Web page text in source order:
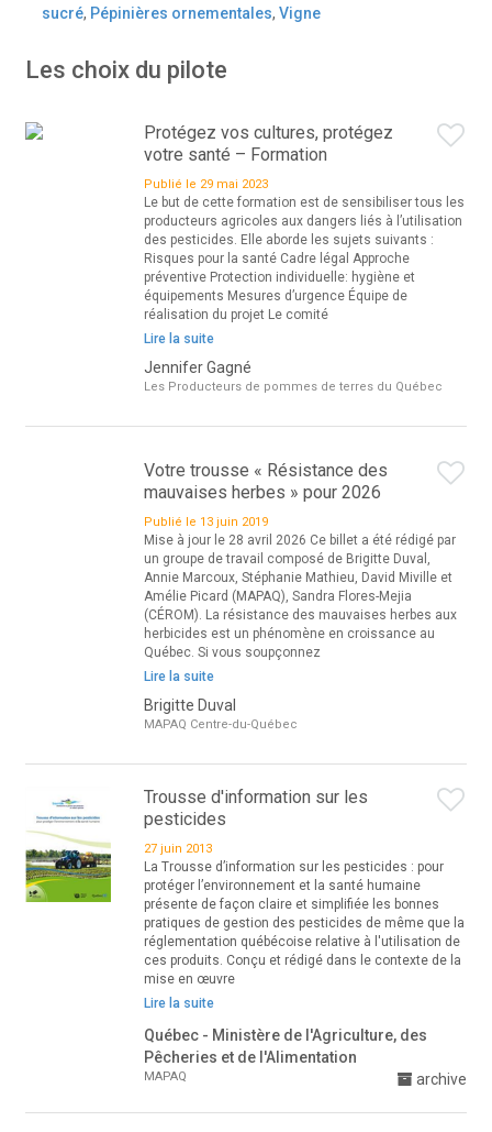
sucré, Pépinières ornementales, Vigne
Les choix du pilote
Protégez vos cultures, protégez
votre santé – Formation
Publié le 29 mai 2023
Le but de cette formation est de sensibiliser tous les
producteurs agricoles aux dangers liés à l’utilisation
des pesticides. Elle aborde les sujets suivants :
Risques pour la santé Cadre légal Approche
préventive Protection individuelle: hygiène et
équipements Mesures d’urgence Équipe de
réalisation du projet Le comité
Lire la suite
Jennifer Gagné
Les Producteurs de pommes de terres du Québec
Votre trousse « Résistance des
mauvaises herbes » pour 2026
Publié le 13 juin 2019
Mise à jour le 28 avril 2026 Ce billet a été rédigé par
un groupe de travail composé de Brigitte Duval,
Annie Marcoux, Stéphanie Mathieu, David Miville et
Amélie Picard (MAPAQ), Sandra Flores-Mejia
(CÉROM). La résistance des mauvaises herbes aux
herbicides est un phénomène en croissance au
Québec. Si vous soupçonnez
Lire la suite
Brigitte Duval
MAPAQ Centre-du-Québec
Trousse d'information sur les
pesticides
27 juin 2013
La Trousse d’information sur les pesticides : pour
protéger l’environnement et la santé humaine
présente de façon claire et simplifiée les bonnes
pratiques de gestion des pesticides de même que la
réglementation québécoise relative à l'utilisation de
ces produits. Conçu et rédigé dans le contexte de la
mise en œuvre
Lire la suite
Québec - Ministère de l'Agriculture, des
Pêcheries et de l'Alimentation
archive
MAPAQ